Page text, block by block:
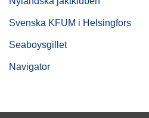
Svenska KFUM i Helsingfors
Seaboysgillet
Navigator